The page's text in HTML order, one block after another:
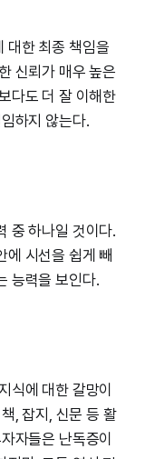
대한 최종 책임을
신뢰가 매우 높은
다도 더 잘 이해한
하지 않는다.
중 하나일 것이다.
에 시선을 쉽게 빼
능력을 보인다.
식에 대한 갈망이
, 잡지, 신문 등 활
자들은 난독증이